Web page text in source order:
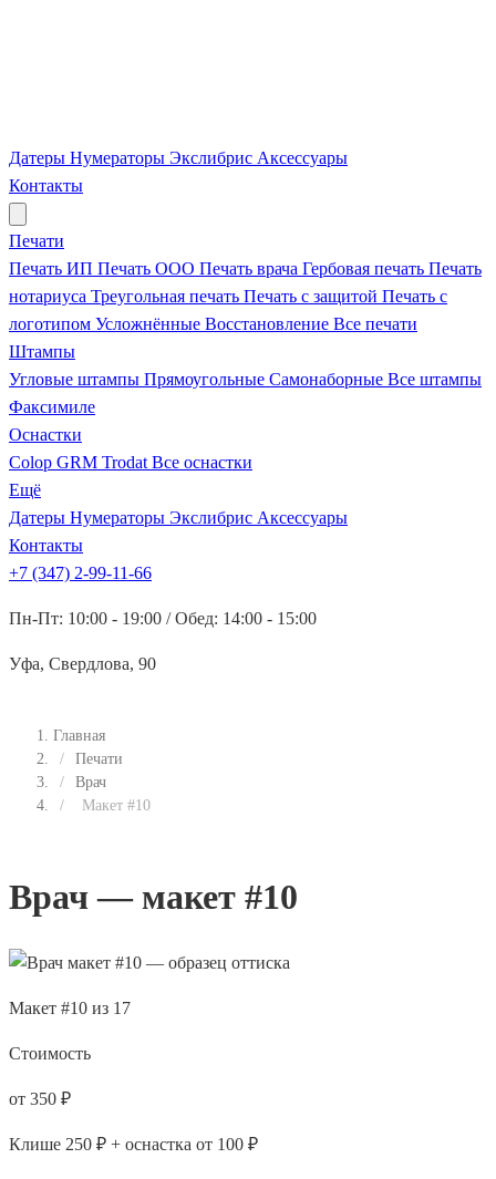
Датеры Нумераторы Экслибрис Аксессуары
Контакты
Печати
Печать ИП Печать ООО Печать врача Гербовая печать Печать
нотариуса Треугольная печать Печать с защитой Печать с
логотипом Усложнённые Восстановление Все печати
Штампы
Угловые штампы Прямоугольные Самонаборные Все штампы
Факсимиле
Оснастки
Colop GRM Trodat Все оснастки
Ещё
Датеры Нумераторы Экслибрис Аксессуары
Контакты
+7 (347) 2-99-11-66
Пн-Пт: 10:00 - 19:00 / Обед: 14:00 - 15:00
Уфа, Свердлова, 90
Главная
/
Печати
/
Врач
/
Макет #10
Врач — макет #10
Макет #10 из 17
Стоимость
от 350 ₽
Клише 250 ₽ + оснастка от 100 ₽